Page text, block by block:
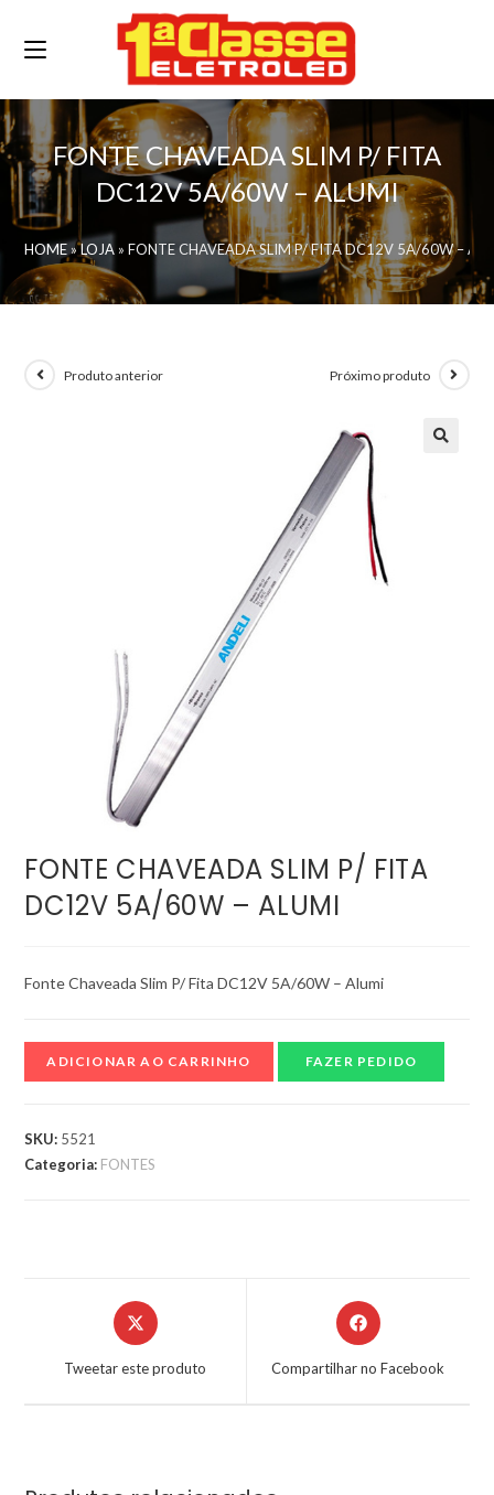
FONTE CHAVEADA SLIM P/ FITA
DC12V 5A/60W – ALUMI
HOME »LOJA »FONTE CHAVEADA SLIM P/ FITA DC12V 5A/60W –
Produto anterior Próximo produto
FONTE CHAVEADA SLIM P/ FITA
DC12V 5A/60W – ALUMI
Fonte Chaveada Slim P/ Fita DC12V 5A/60W – Alumi
ADICIONAR AO CARRINHO FAZER PEDIDO
SKU: 5521
Categoria: FONTES
Tweetar este produto Compartilhar no Facebook